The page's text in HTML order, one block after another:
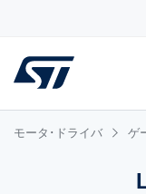
モータ･ドライバ ゲ